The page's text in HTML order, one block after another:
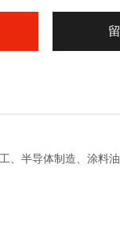
、半导体制造、涂料